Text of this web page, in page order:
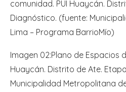
comunidad. PUI Huaycán.
Diagnóstico. (fuente:
Lima – Programa BarrioMío)
Imagen 02:Plano de Espacios
Huaycán. Distrito de Ate.
Municipalidad Metropolitana